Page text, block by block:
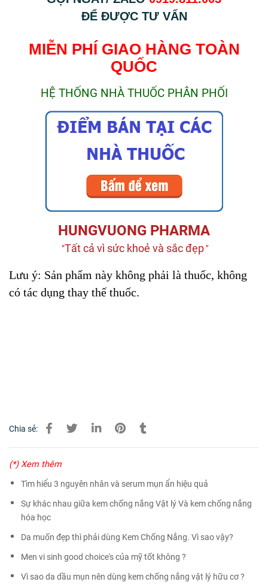
ĐỂ ĐƯỢC TƯ VẤN
MIỄN PHÍ GIAO HÀNG TOÀN
QUỐC
HỆ THỐNG NHÀ THUỐC PHÂN PHỐI
HUNGVUONG PHARMA
"Tất cả vì sức khoẻ và sắc đẹp"
Lưu ý: Sản phẩm này không phải là thuốc, không
có tác dụng thay thế thuốc.
Chia sẻ:
(*) Xem thêm
Tìm hiểu 3 nguyên nhân và serum mụn ẩn hiệu quả
Sự khác nhau giữa kem chống nắng Vật lý Và kem chống nắng
hóa học
Da muốn đẹp thì phải dùng Kem Chống Nắng. Vì sao vậy?
Men vi sinh good choice's của mỹ tốt không ?
Vì sao da dầu mụn nên dùng kem chống nắng vật lý hữu cơ ?